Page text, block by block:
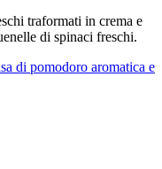
traformati in crema e
di spinaci freschi.
di pomodoro aromatica e